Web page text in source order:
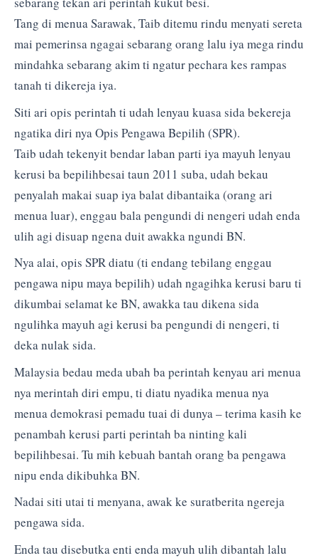
Tang di menua Sarawak, Taib ditemu rindu menyati sereta
mai pemerinsa ngagai sebarang orang lalu iya mega rindu
mindahka sebarang akim ti ngatur pechara kes rampas
tanah ti dikereja iya.
Siti ari opis perintah ti udah lenyau kuasa sida bekereja
ngatika diri nya Opis Pengawa Bepilih (SPR).
Taib udah tekenyit bendar laban parti iya mayuh lenyau
kerusi ba bepilihbesai taun 2011 suba, udah bekau
penyalah makai suap iya balat dibantaika (orang ari
menua luar), enggau bala pengundi di nengeri udah enda
ulih agi disuap ngena duit awakka ngundi BN.
Nya alai, opis SPR diatu (ti endang tebilang enggau
pengawa nipu maya bepilih) udah ngagihka kerusi baru ti
dikumbai selamat ke BN, awakka tau dikena sida
ngulihka mayuh agi kerusi ba pengundi di nengeri, ti
deka nulak sida.
Malaysia bedau meda ubah ba perintah kenyau ari menua
nya merintah diri empu, ti diatu nyadika menua nya
menua demokrasi pemadu tuai di dunya – terima kasih ke
penambah kerusi parti perintah ba ninting kali
bepilihbesai. Tu mih kebuah bantah orang ba pengawa
nipu enda dikibuhka BN.
Nadai siti utai ti menyana, awak ke suratberita ngereja
pengawa sida.
Enda tau disebutka enti enda mayuh ulih dibantah lalu